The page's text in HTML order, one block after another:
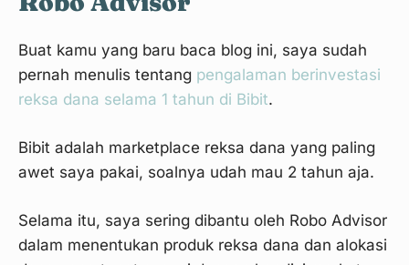
Buat kamu yang baru baca blog ini, saya sudah
pernah menulis tentang pengalaman berinvestasi
reksa dana selama 1 tahun di Bibit.
Bibit adalah marketplace reksa dana yang paling
awet saya pakai, soalnya udah mau 2 tahun aja.
Selama itu, saya sering dibantu oleh Robo Advisor
dalam menentukan produk reksa dana dan alokasi